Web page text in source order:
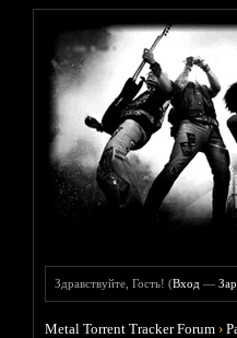
Здравствуйте, Гость! (Вход —
Metal Torrent Tracker Forum ›